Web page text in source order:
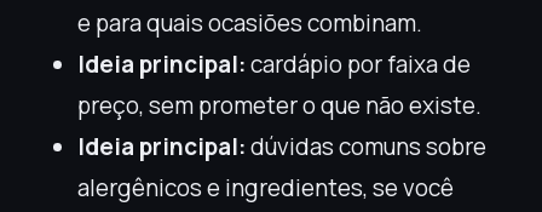
e para quais ocasiões combinam.
Ideia principal:cardápio por faixa de
preço, sem prometer o que não existe.
Ideia principal:dúvidas comuns sobre
alergênicos e ingredientes, se você